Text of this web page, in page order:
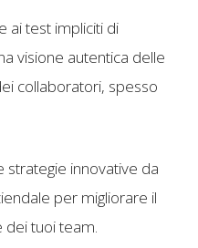
ai test impliciti di
visione autentica delle
collaboratori, spesso
strategie innovative da
per migliorare il
tuoi team.